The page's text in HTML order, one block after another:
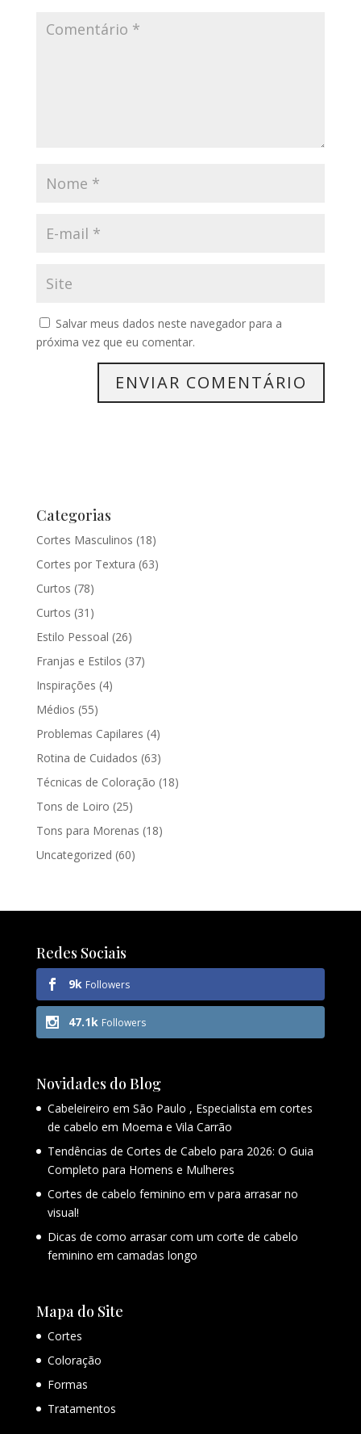
Salvar meus dados neste navegador para a
próxima vez que eu comentar.
Categorias
Cortes Masculinos (18)
Cortes por Textura (63)
Curtos (78)
Curtos (31)
Estilo Pessoal (26)
Franjas e Estilos (37)
Inspirações (4)
Médios (55)
Problemas Capilares (4)
Rotina de Cuidados (63)
Técnicas de Coloração (18)
Tons de Loiro (25)
Tons para Morenas (18)
Uncategorized (60)
Redes Sociais
9k Followers
47.1k Followers
Novidades do Blog
Cabeleireiro em São Paulo , Especialista em cortes
de cabelo em Moema e Vila Carrão
Tendências de Cortes de Cabelo para 2026: O Guia
Completo para Homens e Mulheres
Cortes de cabelo feminino em v para arrasar no
visual!
Dicas de como arrasar com um corte de cabelo
feminino em camadas longo
Mapa do Site
Cortes
Coloração
Formas
Tratamentos